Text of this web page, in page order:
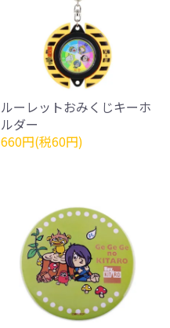
ルーレットおみくじキーホ
ルダー
660円(税60円)